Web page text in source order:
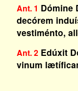
Ant. 1 Dómine
decórem
vestiménto,
Ant. 2Edúxit
vinum